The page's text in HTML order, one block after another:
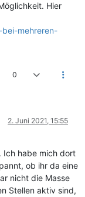
Hier
mehreren-
0
2. Juni 2021, 15:55
Ich habe mich dort
ob ihr da eine
nicht die Masse
Stellen aktiv sind,